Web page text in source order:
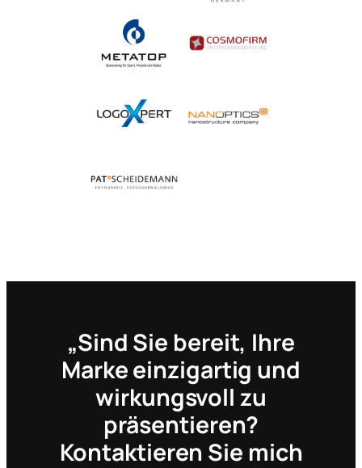
„Sind Sie bereit, Ihre
Marke einzigartig und
wirkungsvoll zu
präsentieren?
Kontaktieren Sie mich